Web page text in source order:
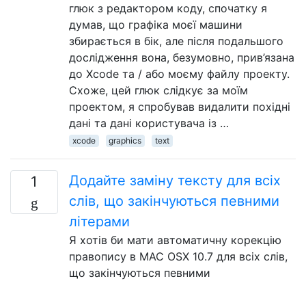
глюк з редактором коду, спочатку я
думав, що графіка моєї машини
збирається в бік, але після подальшого
дослідження вона, безумовно, прив’язана
до Xcode та / або моєму файлу проекту.
Схоже, цей глюк слідкує за моїм
проектом, я спробував видалити похідні
дані та дані користувача із …
xcode graphics text
1
Додайте заміну тексту для всіх
слів, що закінчуються певними
літерами
Я хотів би мати автоматичну корекцію
правопису в MAC OSX 10.7 для всіх слів,
що закінчуються певними